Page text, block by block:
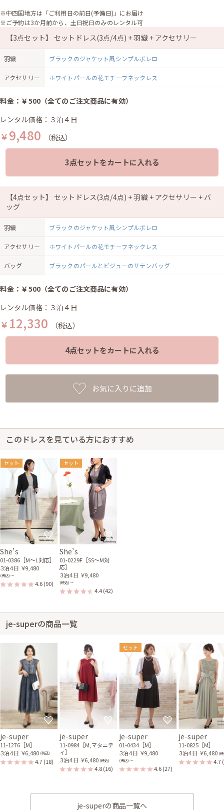
※中四国地方は「ご利用日の前日(予備日)」にお届け
※ご予約は3か月前から、土日祝日のみのレンタル可
【3点セット】 セットドレス(3点/4点) + 羽織 + アクセサリー
羽織 ブラックのジャケット風シンプルボレロ
アクセサリー ホワイトパールの花モチーフネックレス
料金：￥500（全てのご注文商品に有効）
レンタル価格：３泊４日
￥9,480 （税込）
3点セットをカートに入れる
【4点セット】 セットドレス(3点/4点) + 羽織 + アクセサリー + バ
ッグ
羽織 ブラックのジャケット風シンプルボレロ
アクセサリー ホワイトパールの花モチーフネックレス
バッグ ブラックのパールとビジューのサテンバッグ
料金：￥500（全てのご注文商品に有効）
レンタル価格：３泊４日
￥ 12,330 （税込）
4点セットをカートに入れる
お気に入りに追加
このドレスを見ている方におすすめ
セット
She’s
01-0386［M〜L対応］
３泊４日 ￥9,480
(税込) 〜
4.6(90)
セット
She’s
01-0229F［SS〜M対
応］
３泊４日 ￥9,480
(税込) 〜
4.4(42)
je-superの商品一覧
je-super
11-1276［M］
３泊４日 ￥6,480 (税込)
4.7(18)
je-super
11-0984［M,マタニテ
ィ］
３泊４日 ￥6,480 (税込)
4.8(16)
セット
je-super
01-0434［M］
３泊４日 ￥9,480
(税込) 〜
4.6(27)
je-super
11-0825［M］
３泊４日 ￥6,480 (
4.7
je-superの商品一覧へ